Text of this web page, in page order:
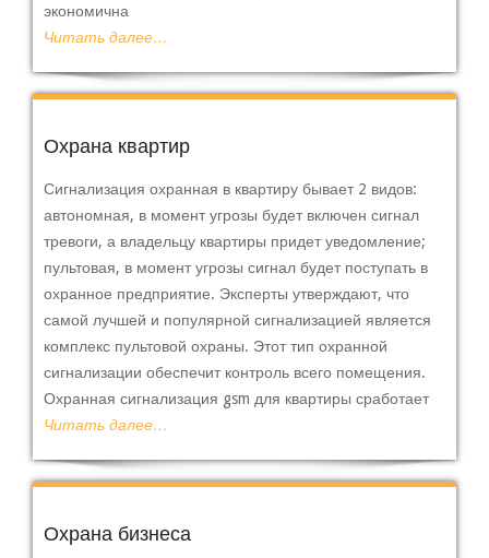
экономична
Читать далее…
Охрана квартир
Сигнализация охранная в квартиру бывает 2 видов:
автономная, в момент угрозы будет включен сигнал
тревоги, а владельцу квартиры придет уведомление;
пультовая, в момент угрозы сигнал будет поступать в
охранное предприятие. Эксперты утверждают, что
самой лучшей и популярной сигнализацией является
комплекс пультовой охраны. Этот тип охранной
сигнализации обеспечит контроль всего помещения.
Охранная сигнализация gsm для квартиры сработает
Читать далее…
Охрана бизнеса